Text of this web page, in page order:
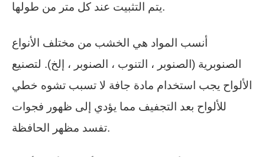
يتم التثبيت عند كل متر من طولها.
أنسب المواد هي الخشب من مختلف الأنواع
الصنوبرية (الصنوبر ، التنوب ، الصنوبر ، إلخ). لتصنيع
الألواح يجب استخدام مادة جافة لا تسبب تشوه خطي
للألواح بعد التجفيف مما يؤدي إلى ظهور فجوات
تفسد مظهر الحافظة.